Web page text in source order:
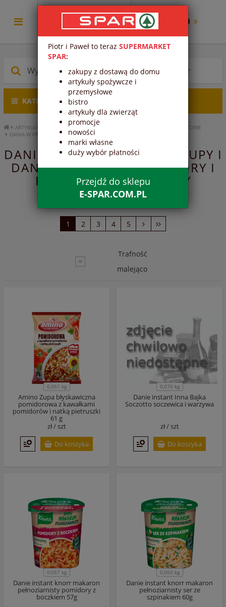
0.00 zł
KATEGORIE PRODUKTÓW
ARTYKUŁY SPOŻYWCZE PRZETWORY I PRZYPRAWY
ZUPY I DANIA GOTOWE
DANIA W PROSZKU, INNE
DANIA W PROSZKU, INNE - ZUPY I
DANIA GOTOWE - PRZETWORY I
PRZYPRAWY - ARTYKUŁY
SPOŻYWCZE
1 2 3 4 5
Trafność
malejąco
0,061 kg
Amino Zupa błyskawiczna
pomidorowa z kawałkami
pomidorów i natką pietruszki
61 g
zł /szt
Do koszyka
0,070 kg
Danie instant Inna Bajka
Soczotto soczewica i warzywa
zł /szt
Do koszyka
0,057 kg
Danie instant knorr makaron
pełnoziarnisty pomidory z
boczkiem 57g
0,060 kg
Danie instant knorr makaron
pełnoziarnisty ser ze
szpinakiem 60g
Piotr i Paweł to teraz SUPERMARKET
SPAR:
zakupy z dostawą do domu
artykuły spożywcze i
przemysłowe
bistro
artykuły dla zwierząt
promocje
nowości
marki własne
duży wybór płatności
Przejdź do sklepu
E-SPAR.COM.PL